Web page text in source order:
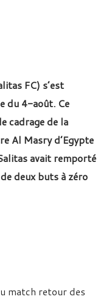
FC) s’est
du 4-août. Ce
cadrage de la
Al Masry d’Egypte
avait remporté
deux buts à zéro
match retour des